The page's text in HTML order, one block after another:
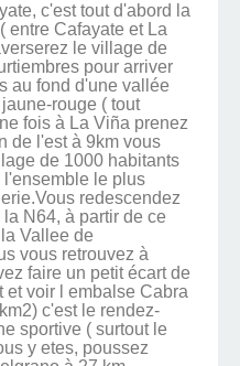
c'est tout d'abord la
entre Cafayate et La
le village de
pour arriver
au fond d'une vallée
rouge ( tout
fois à La Viña prenez
de l'est à 9km vous
de 1000 habitants
le plus
redescendez
N64, à partir de ce
Vallee de
vous retrouvez à
faire un petit écart de
et voir l embalse Cabra
c'est le rendez-
sportive ( surtout le
y etes, poussez